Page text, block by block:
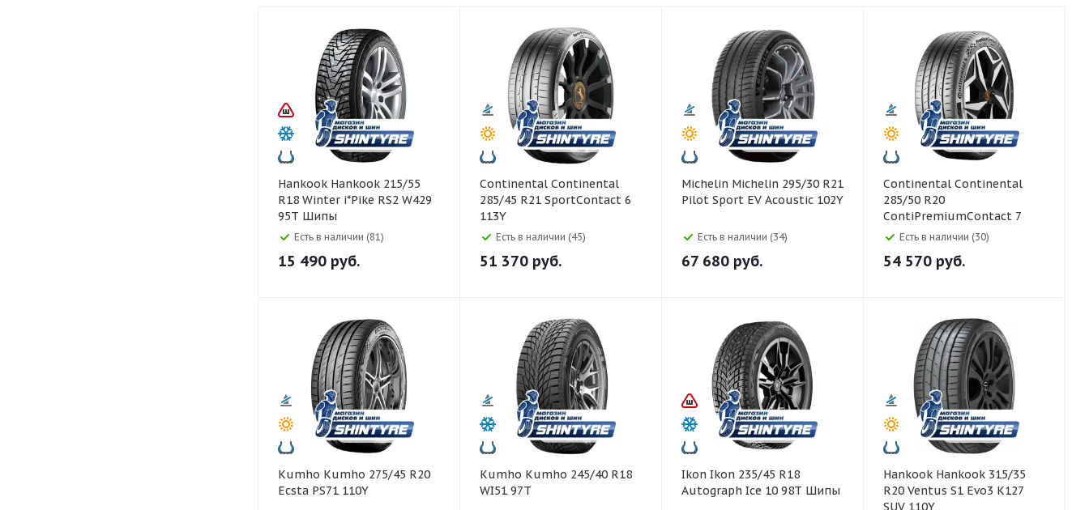
Hankook Hankook 215/55
R18 Winter i*Pike RS2 W429
95T Шипы
Есть в наличии (81)
15 490 руб.
Continental Continental
285/45 R21 SportContact 6
113Y
Есть в наличии (45)
51 370 руб.
Michelin Michelin 295/30 R21
Pilot Sport EV Acoustic 102Y
Есть в наличии (34)
67 680 руб.
Continental Continental
285/50 R20
ContiPremiumContact 7
116W
Есть в наличии (30)
54 570 руб.
Kumho Kumho 275/45 R20
Ecsta PS71 110Y
Kumho Kumho 245/40 R18
WI51 97T
Ikon Ikon 235/45 R18
Autograph Ice 10 98T Шипы
Hankook Hankook 315/35
R20 Ventus S1 Evo3 K127
SUV 110Y